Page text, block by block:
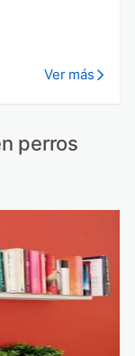
Ver más
perros